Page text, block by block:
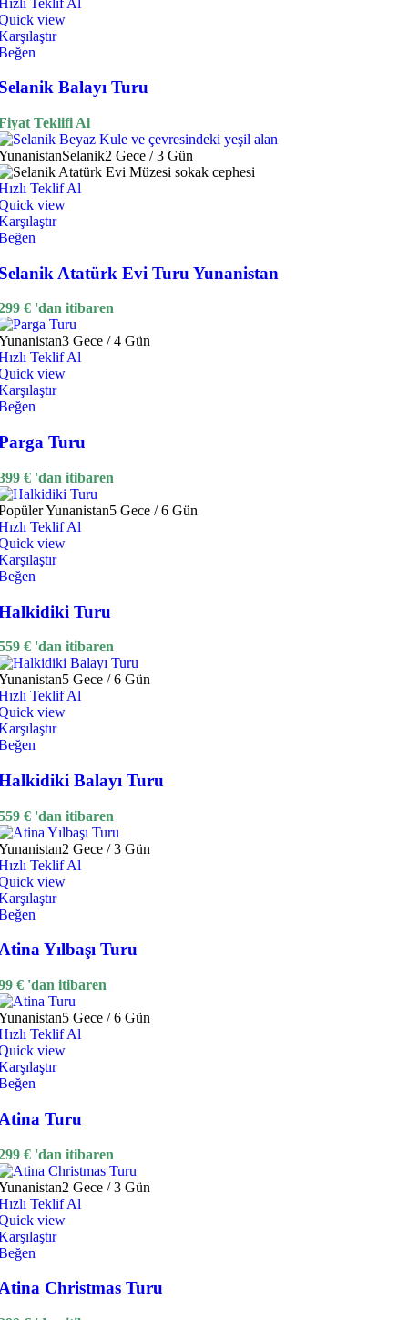
view
Balayı Turu
Teklifi Al
Selanik2 Gece / 3 Gün
Teklif Al
view
Atatürk Evi Turu Yunanistan
€ 'dan itibaren
3 Gece / 4 Gün
Teklif Al
view
Turu
€ 'dan itibaren
Yunanistan5 Gece / 6 Gün
Teklif Al
view
Turu
€ 'dan itibaren
5 Gece / 6 Gün
Teklif Al
view
Balayı Turu
€ 'dan itibaren
2 Gece / 3 Gün
Teklif Al
view
Yılbaşı Turu
€ 'dan itibaren
5 Gece / 6 Gün
Teklif Al
view
Turu
€ 'dan itibaren
2 Gece / 3 Gün
Teklif Al
view
Christmas Turu